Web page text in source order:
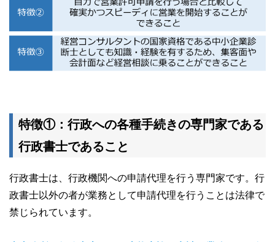
特徴①：行政への各種手続きの専門家である
行政書士であること
行政書士は、行政機関への申請代理を行う専門家です。行
政書士以外の者が業務として申請代理を行うことは法律で
禁じられています。